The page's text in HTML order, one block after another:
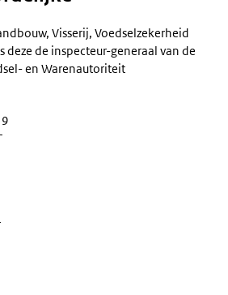
Visserij, Voedselzekerheid
deze de inspecteur-generaal van de
en Warenautoriteit